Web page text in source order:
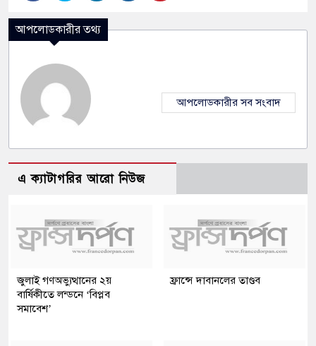
আপলোডকারীর তথ্য
আপলোডকারীর সব সংবাদ
এ ক্যাটাগরির আরো নিউজ
জুলাই গণঅভ্যুত্থানের ২য়
বার্ষিকীতে লন্ডনে ‘বিপ্লব
সমাবেশ’
ফ্রান্সে দাবানলের তাণ্ডব